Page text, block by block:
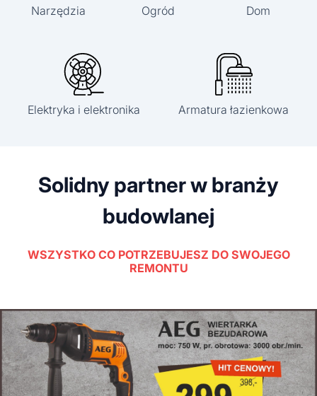
Narzędzia Ogród Dom
Elektryka i elektronika Armatura łazienkowa
Solidny partner w branży
budowlanej
WSZYSTKO CO POTRZEBUJESZ DO SWOJEGO
REMONTU